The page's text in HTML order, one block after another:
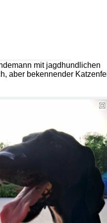
mit jagdhundlichen
aber bekennender